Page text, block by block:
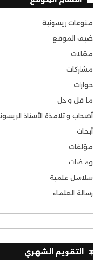
منوعات ريسونية
ضيف الموقع
مقالات
مشاركات
حوارات
ما قل و دل
أصحاب و تلامذة الأستاذ
أبحاث
مؤلفات
ومضات
سلاسل علمية
رسالة العلماء
التقويم الشهري